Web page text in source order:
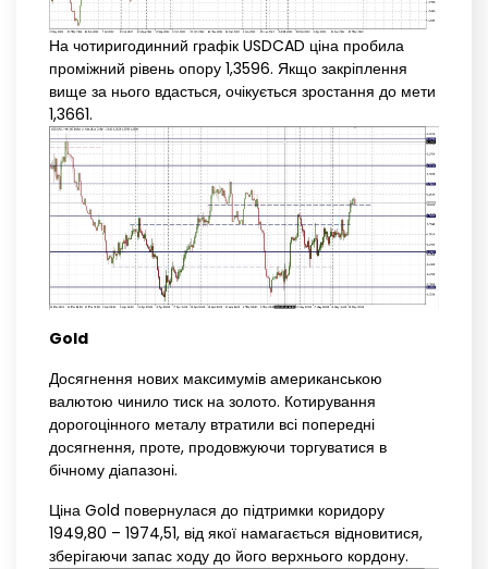
На чотиригодинний графік USDCAD ціна пробила
проміжний рівень опору 1,3596. Якщо закріплення
вище за нього вдасться, очікується зростання до мети
1,3661.
Gold
Досягнення нових максимумів американською
валютою чинило тиск на золото. Котирування
дорогоцінного металу втратили всі попередні
досягнення, проте, продовжуючи торгуватися в
бічному діапазоні.
Ціна Gold повернулася до підтримки коридору
1949,80 – 1974,51, від якої намагається відновитися,
зберігаючи запас ходу до його верхнього кордону.